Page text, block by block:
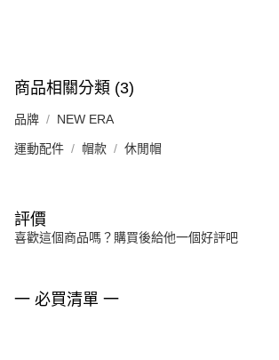
商品相關分類 (3)
品牌 NEW ERA
運動配件 帽款 休閒帽
評價
喜歡這個商品嗎？購買後給他一個好評吧
一 必買清單 一